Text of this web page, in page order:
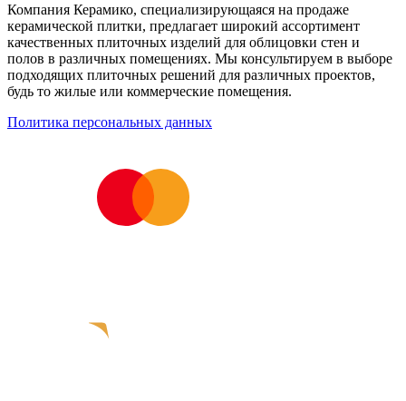
Компания Керамико, специализирующаяся на продаже
керамической плитки, предлагает широкий ассортимент
качественных плиточных изделий для облицовки стен и
полов в различных помещениях. Мы консультируем в выборе
подходящих плиточных решений для различных проектов,
будь то жилые или коммерческие помещения.
Политика персональных данных